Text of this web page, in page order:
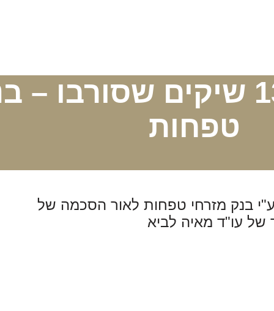
פסק דין לגריעת 13 שיקים
טפחות
ע"י בנק מזרחי טפחות לאור הסכמה של
של עו"ד מאיה לביא